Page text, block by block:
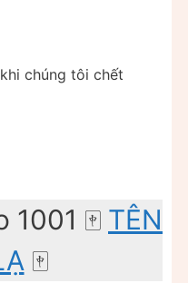
chúng tôi chết
️🀄️ TÊN
️🀄️